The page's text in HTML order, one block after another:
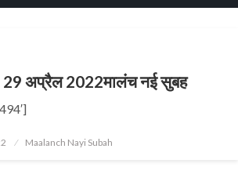
29 अप्रैल 2022मालंच नई सुबह
Maalanch Nayi Subah